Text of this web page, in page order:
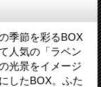
季節を彩るBOX
人気の「ラベン
光景をイメージ
したBOX。ふた